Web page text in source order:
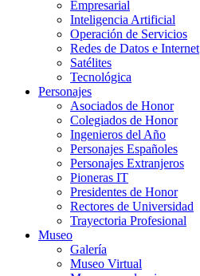
Empresarial
Inteligencia Artificial
Operación de Servicios
Redes de Datos e Internet
Satélites
Tecnológica
Personajes
Asociados de Honor
Colegiados de Honor
Ingenieros del Año
Personajes Españoles
Personajes Extranjeros
Pioneras IT
Presidentes de Honor
Rectores de Universidad
Trayectoria Profesional
Museo
Galería
Museo Virtual